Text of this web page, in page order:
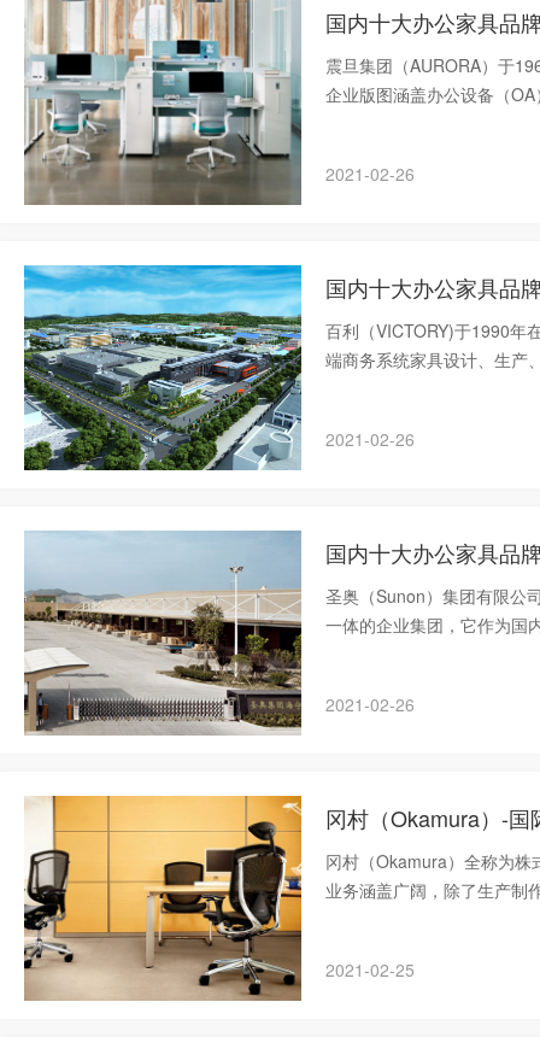
国内十大办公家具品
震旦集团（AURORA）于
企业版图涵盖办公设备（
2021-02-26
国内十大办公家具品
百利（VICTORY)于1990年
端商务系统家具设计、生产
2021-02-26
国内十大办公家具品
圣奥（Sunon）集团有限公
一体的企业集团，它作为国
2021-02-26
冈村（Okamura）-
冈村（Okamura）全称为
业务涵盖广阔，除了生产制
2021-02-25